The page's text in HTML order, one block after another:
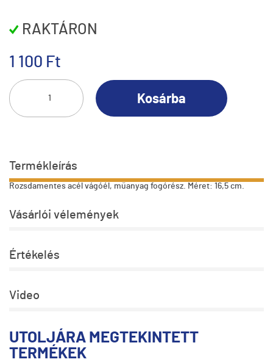
RAKTÁRON
1 100 Ft
Kosárba
Termékleírás
Rozsdamentes acél vágóél, műanyag fogórész. Méret: 16,5 cm.
Vásárlói vélemények
Értékelés
Video
UTOLJÁRA MEGTEKINTETT
TERMÉKEK